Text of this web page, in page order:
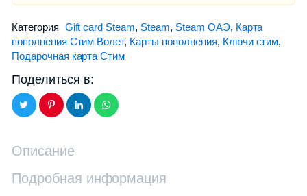
Категория Gift card Steam, Steam, Steam ОАЭ, Карта
пополнения Стим Волет, Карты пополнения, Ключи стим,
Подарочная карта Стим
Поделиться в:
Описание
Подробная информация